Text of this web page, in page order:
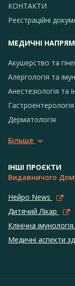
КОНТАКТИ
Реєстраційні
МЕДИЧНІ
Акушерство та
Алергологія та
Анестезіологія та
Гастроентерологія
Дерматологія
Більше
ІНШІ ПРОЄКТИ
Видавничого
Нейро News
Дитячий Лікар
Клінічна
Медичні аспекти